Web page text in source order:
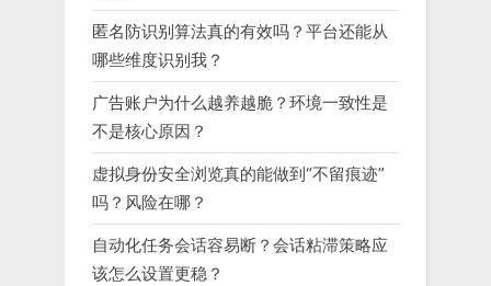
匿名防识别算法真的有效吗？平台还能从
哪些维度识别我？
广告账户为什么越养越脆？环境一致性是
不是核心原因？
虚拟身份安全浏览真的能做到“不留痕迹”
吗？风险在哪？
自动化任务会话容易断？会话粘滞策略应
该怎么设置更稳？